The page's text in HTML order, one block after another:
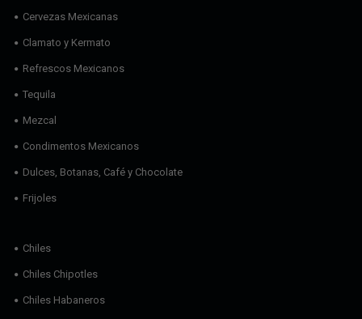
Cervezas Mexicanas
Clamato y Kermato
Refrescos Mexicanos
Tequila
Mezcal
Condimentos Mexicanos
Dulces, Botanas, Café y Chocolate
Frijoles
Chiles
Chiles Chipotles
Chiles Habaneros